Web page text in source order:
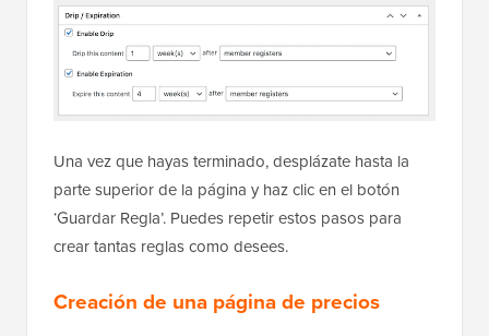
Una vez que hayas terminado, desplázate hasta la
parte superior de la página y haz clic en el botón
‘Guardar Regla’. Puedes repetir estos pasos para
crear tantas reglas como desees.
Creación de una página de precios